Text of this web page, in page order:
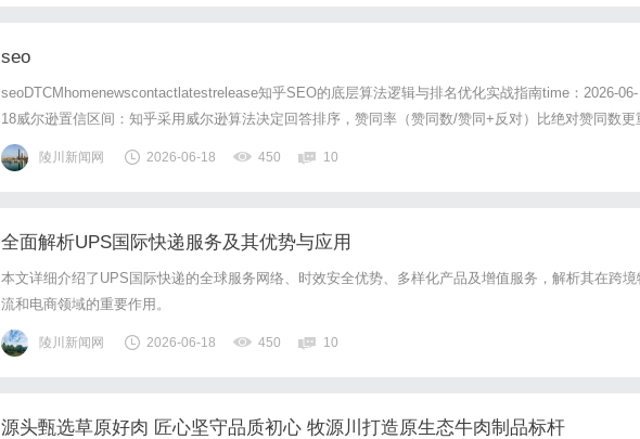
seo
seoDTCMhomenewscontactlatestrelease知乎SEO的底层算法逻辑与排名优化实战指南time：2026-06-
18威尔逊置信区间：知乎采用威尔逊算法决定回答排序，赞同率（赞同数/赞同+反对）比绝对赞同数更
要，反对票会显著压低排名。90%以上赞同率的低赞回答可超越高赞低质内容。长尾问句挖...知乎SEO
威尔逊算法对抗与站内外搜索...
陵川新闻网 2026-06-18 450 10
全面解析UPS国际快递服务及其优势与应用
本文详细介绍了UPS国际快递的全球服务网络、时效安全优势、多样化产品及增值服务，解析其在跨境
流和电商领域的重要作用。
陵川新闻网 2026-06-18 450 10
源头甄选草原好肉 匠心坚守品质初心 牧源川打造原生态牛肉制品标杆